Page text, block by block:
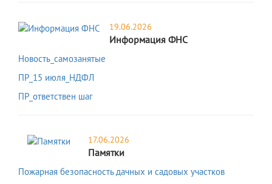
19.06.2026
Информация ФНС
Новость_самозанятые
ПР_15 июля_НДФЛ
ПР_ответствен шаг
17.06.2026
Памятки
Пожарная безопасность дачных и садовых участков